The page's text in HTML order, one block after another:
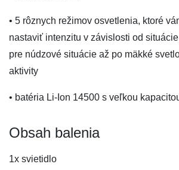
• 5 rôznych režimov osvetlenia, ktoré
nastaviť intenzitu v závislosti od
pre núdzové situácie až po mäkké
aktivity
• batéria Li-Ion 14500 s veľkou
Obsah balenia
1x svietidlo